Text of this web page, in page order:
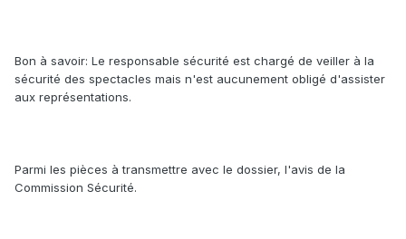
Bon à savoir: Le responsable sécurité est chargé de veiller à la
sécurité des spectacles mais n'est aucunement obligé d'assister
aux représentations.
Parmi les pièces à transmettre avec le dossier, l'avis de la
Commission Sécurité.